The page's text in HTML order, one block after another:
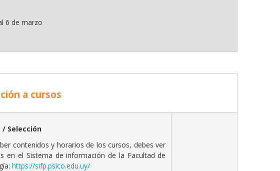
6 de marzo
a cursos
/ Selección
contenidos y horarios de los cursos, debes ver
en el Sistema de información de la Facultad de
https://sifp.psico.edu.uy/